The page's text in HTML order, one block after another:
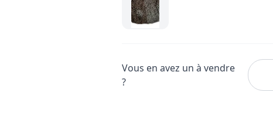
Vous en avez un à vendre
?